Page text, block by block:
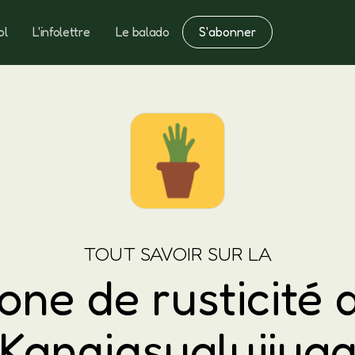
L'infolettre Le balado S'abonner
Notes Fertilisation
TOUT SAVOIR SUR LA
de rusticité